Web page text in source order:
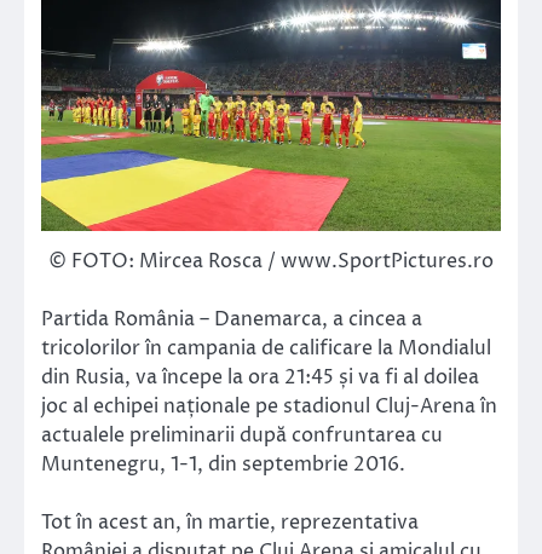
© FOTO: Mircea Rosca / www.SportPictures.ro
Partida România – Danemarca, a cincea a
tricolorilor în campania de calificare la Mondialul
din Rusia, va începe la ora 21:45 și va fi al doilea
joc al echipei naționale pe stadionul Cluj-Arena în
actualele preliminarii după confruntarea cu
Muntenegru, 1-1, din septembrie 2016.
Tot în acest an, în martie, reprezentativa